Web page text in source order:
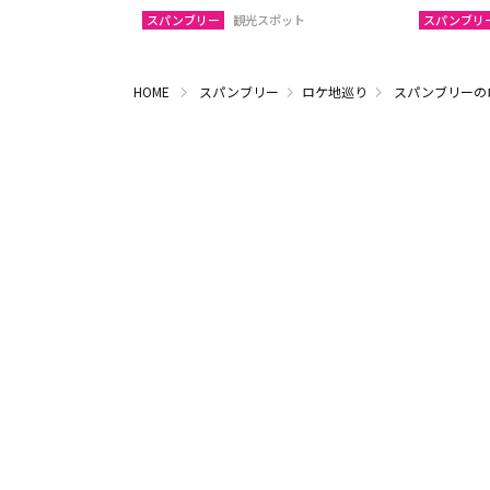
スパンブリー 観光スポット スパンブリ
HOME スパンブリー ロケ地巡り スパンブリー